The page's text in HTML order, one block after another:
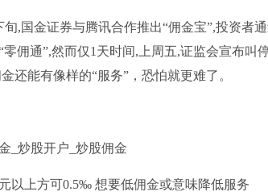
旬,国金证券与腾讯合作推出“佣金宝”,投资者
零佣通”,然而仅1天时间,上周五,证监会宣布
还能有像样的“服务”，恐怕就更难了。
以上方可0.5‰ 想要低佣金或意味降低服务